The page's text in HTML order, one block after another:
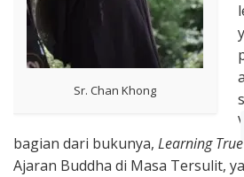
Sr. Chan Khong
bagian dari bukunya, Learning
Ajaran Buddha di Masa Tersulit,